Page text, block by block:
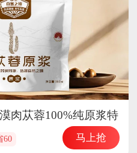
肉苁蓉100%纯原浆特
60 马上抢